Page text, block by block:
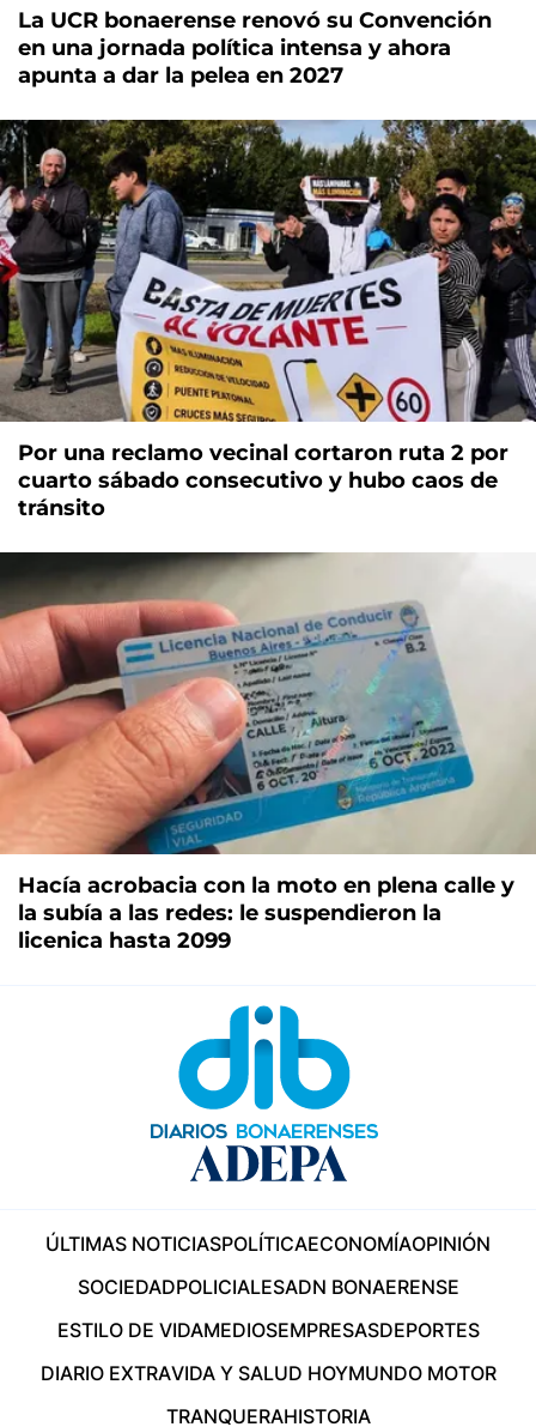
La UCR bonaerense renovó su Convención
en una jornada política intensa y ahora
apunta a dar la pelea en 2027
Por una reclamo vecinal cortaron ruta 2 por
cuarto sábado consecutivo y hubo caos de
tránsito
Hacía acrobacia con la moto en plena calle y
la subía a las redes: le suspendieron la
licenica hasta 2099
ÚLTIMAS NOTICIASPOLÍTICAECONOMÍAOPINIÓN
SOCIEDADPOLICIALESADN BONAERENSE
ESTILO DE VIDAMEDIOSEMPRESASDEPORTES
DIARIO EXTRAVIDA Y SALUD HOYMUNDO MOTOR
TRANQUERAHISTORIA